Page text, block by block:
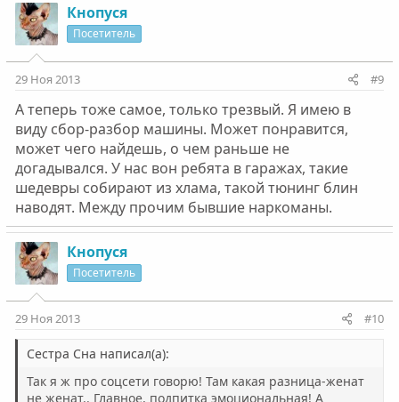
Кнопуся
Посетитель
29 Ноя 2013 #9
А теперь тоже самое, только трезвый. Я имею в
виду сбор-разбор машины. Может понравится,
может чего найдешь, о чем раньше не
догадывался. У нас вон ребята в гаражах, такие
шедевры собирают из хлама, такой тюнинг блин
наводят. Между прочим бывшие наркоманы.
Кнопуся
Посетитель
29 Ноя 2013 #10
Сестра Сна написал(а):
Так я ж про соцсети говорю! Там какая разница-женат
не женат.. Главное, подпитка эмоциональная! А